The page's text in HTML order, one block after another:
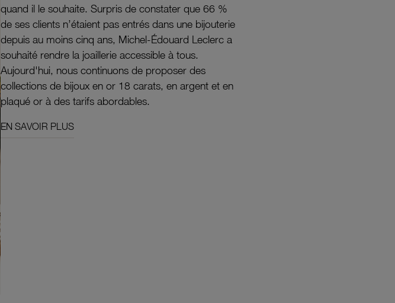
quand il le souhaite. Surpris de constater que 66 %
de ses clients n’étaient pas entrés dans une bijouterie
depuis au moins cinq ans, Michel-Édouard Leclerc a
souhaité rendre la joaillerie accessible à tous.
Aujourd'hui, nous continuons de proposer des
collections de bijoux en or 18 carats, en argent et en
plaqué or à des tarifs abordables.
EN SAVOIR PLUS